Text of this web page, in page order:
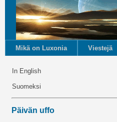
Mikä on Luxonia Viestejä
In English
Suomeksi
Päivän uffo